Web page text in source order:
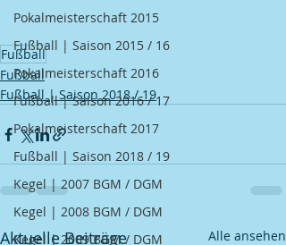
Pokalmeisterschaft 2015
Fußball | Saison 2015 / 16
Pokalmeisterschaft 2016
Fußball | Saison 2016 / 17
Pokalmeisterschaft 2017
Fußball | Saison 2018 / 19
Kegel | 2007 BGM / DGM
Kegel | 2008 BGM / DGM
Kegel | 2009 BGM / DGM
Fußball
Fußball
Fußball | Saison 2018 / 19
Aktuelle Beiträge Alle ansehen